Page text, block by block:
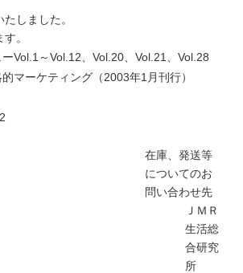
しました。
。
Vol.1～Vol.12、Vol.20、Vol.21、Vol.28
マーケティング（2003年1月刊行）
在庫、発送等
についてのお
問い合わせ先
ＪＭＲ
生活総
合研究
所